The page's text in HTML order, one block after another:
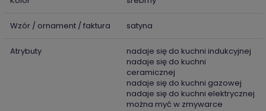
Wzór / ornament / faktura satyna
Atrybuty
nadaje się do kuchni indukcyjnej
nadaje się do kuchni
ceramicznej
nadaje się do kuchni gazowej
nadaje się do kuchni elektrycznej
można myć w zmywarce